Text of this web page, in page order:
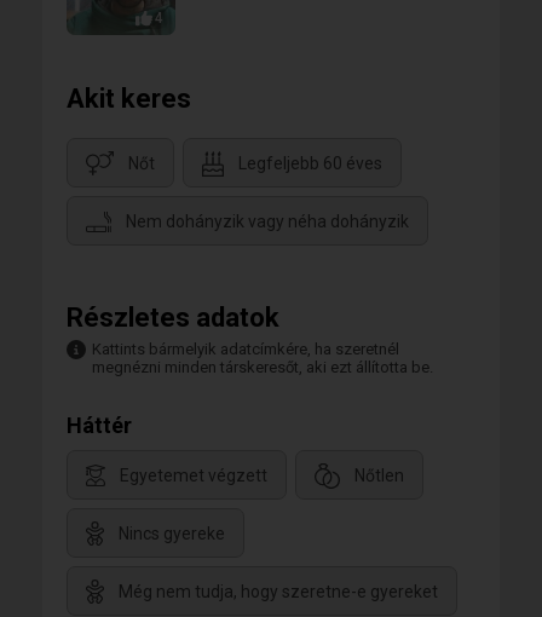
4
Akit keres
Nőt Legfeljebb 60 éves
Nem dohányzik vagy néha dohányzik
Részletes adatok
Kattints bármelyik adatcímkére, ha szeretnél
megnézni minden társkeresőt, aki ezt állította be.
Háttér
Egyetemet végzett Nőtlen
Nincs gyereke
Még nem tudja, hogy szeretne-e gyereket